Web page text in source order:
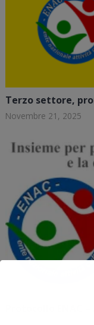
Terzo settore,
Novembre 21, 2025